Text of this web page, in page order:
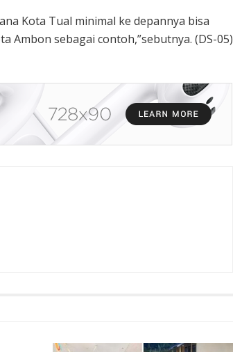
Kota Tual minimal ke depannya bisa
Ambon sebagai contoh,”sebutnya. (DS-05)